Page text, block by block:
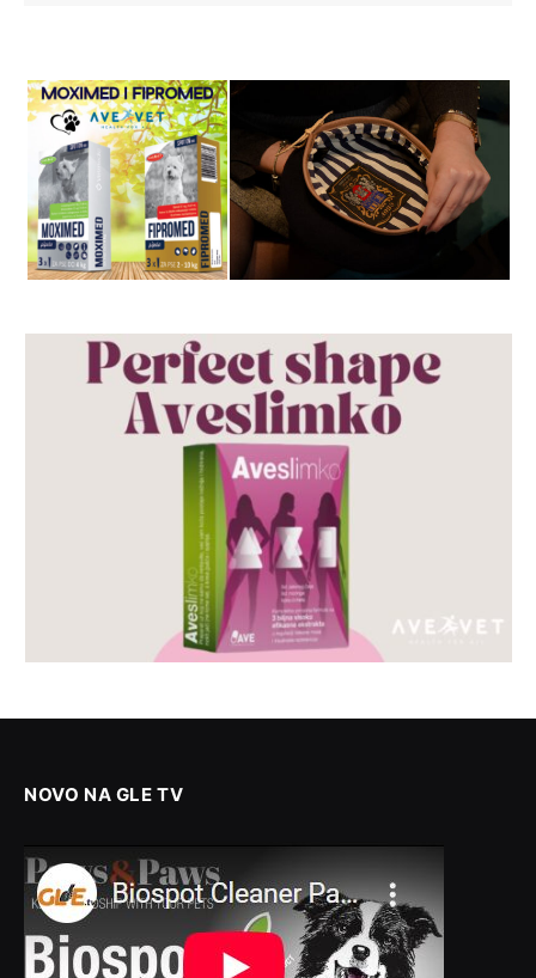
NOVO NA GLE TV